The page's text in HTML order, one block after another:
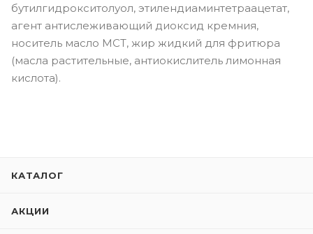
бутилгидрокситолуол, этилендиаминтетраацетат,
агент антислеживающий диоксид кремния,
носитель масло МСТ, жир жидкий для фритюра
(масла растительные, антиокислитель лимонная
кислота).
КАТАЛОГ
АКЦИИ